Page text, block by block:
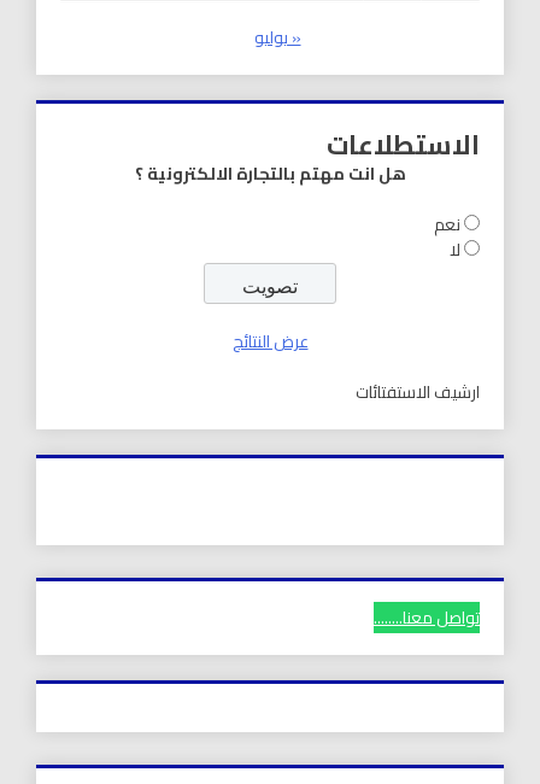
« يوليو
الاستطلاعات
هل انت مهتم بالتجارة الالكترونية ؟
نعم
لا
عرض النتائج
ارشيف الاستفتائات
تواصل معنا........